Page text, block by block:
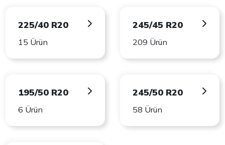
225/40 R20
15 Ürün
245/45 R20
209 Ürün
195/50 R20
6 Ürün
245/50 R20
58 Ürün